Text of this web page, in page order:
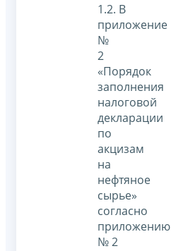
1.2. В
приложение
№
2
«Порядок
заполнения
налоговой
декларации
по
акцизам
на
нефтяное
сырье»
согласно
приложению
№ 2